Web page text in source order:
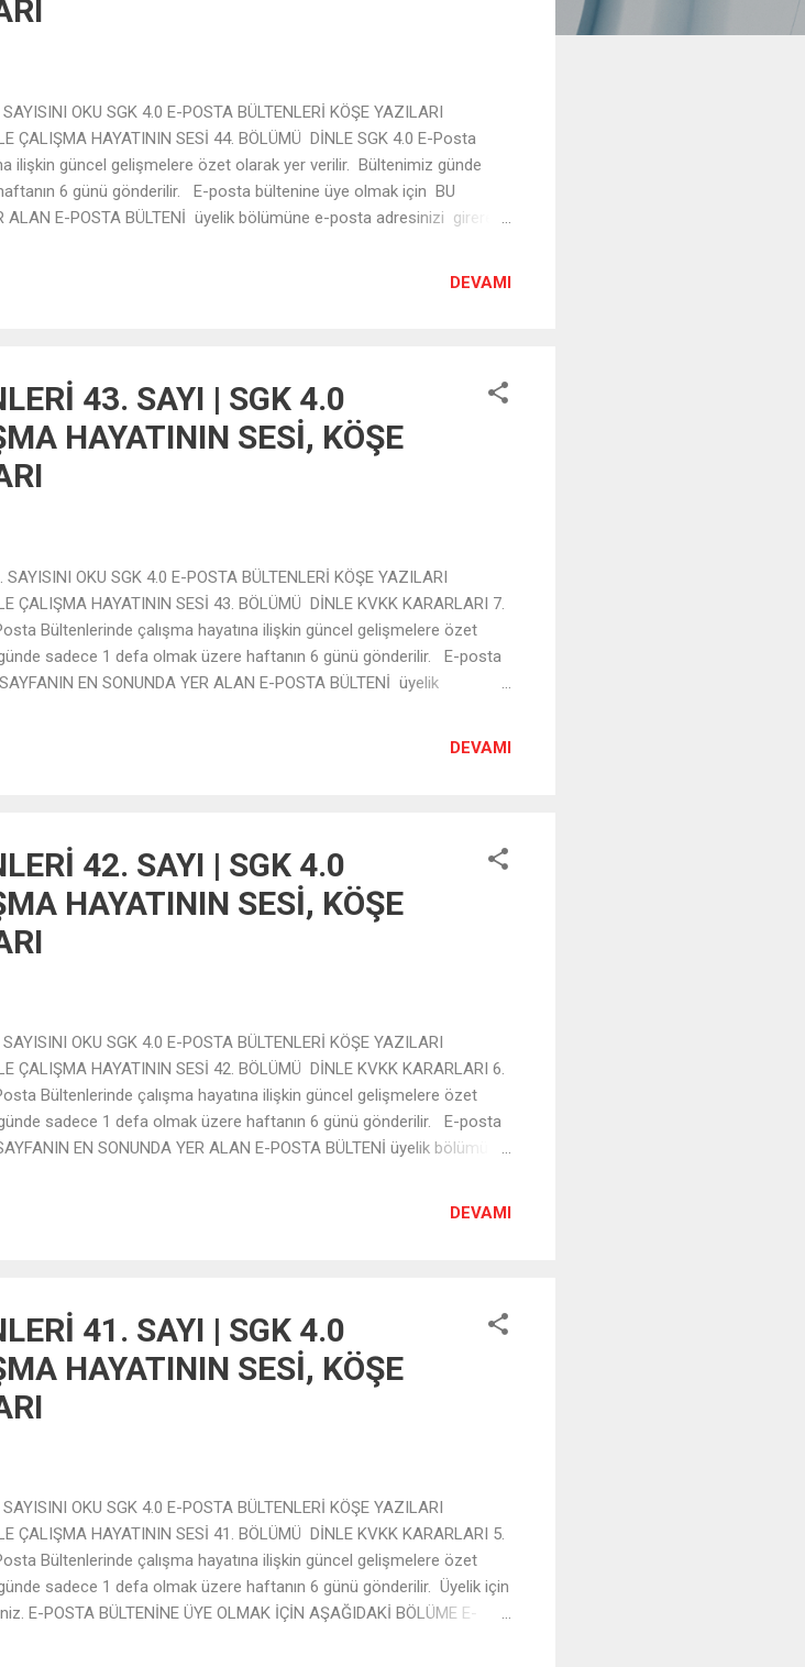
OKU SGK 4.0 E-POSTA BÜLTENLERİ KÖŞE YAZILARI
ÇALIŞMA HAYATININ SESİ 44. BÖLÜMÜ DİNLE SGK 4.0 E-Posta
ilişkin güncel gelişmelere özet olarak yer verilir. Bültenimiz günde
6 günü gönderilir. E-posta bültenine üye olmak için BU
ALAN E-POSTA BÜLTENİ üyelik bölümüne e-posta adresinizi girerek
DEVAMI
43. SAYI | SGK 4.0
HAYATININ SESİ, KÖŞE
OKU SGK 4.0 E-POSTA BÜLTENLERİ KÖŞE YAZILARI
ÇALIŞMA HAYATININ SESİ 43. BÖLÜMÜ DİNLE KVKK KARARLARI 7.
Bültenlerinde çalışma hayatına ilişkin güncel gelişmelere özet
sadece 1 defa olmak üzere haftanın 6 günü gönderilir. E-posta
EN SONUNDA YER ALAN E-POSTA BÜLTENİ üyelik
DEVAMI
42. SAYI | SGK 4.0
HAYATININ SESİ, KÖŞE
OKU SGK 4.0 E-POSTA BÜLTENLERİ KÖŞE YAZILARI
ÇALIŞMA HAYATININ SESİ 42. BÖLÜMÜ DİNLE KVKK KARARLARI 6.
Bültenlerinde çalışma hayatına ilişkin güncel gelişmelere özet
sadece 1 defa olmak üzere haftanın 6 günü gönderilir. E-posta
EN SONUNDA YER ALAN E-POSTA BÜLTENİ üyelik bölümüne
DEVAMI
41. SAYI | SGK 4.0
HAYATININ SESİ, KÖŞE
OKU SGK 4.0 E-POSTA BÜLTENLERİ KÖŞE YAZILARI
ÇALIŞMA HAYATININ SESİ 41. BÖLÜMÜ DİNLE KVKK KARARLARI 5.
Bültenlerinde çalışma hayatına ilişkin güncel gelişmelere özet
sadece 1 defa olmak üzere haftanın 6 günü gönderilir. Üyelik için
E-POSTA BÜLTENİNE ÜYE OLMAK İÇİN AŞAĞIDAKİ BÖLÜME E-